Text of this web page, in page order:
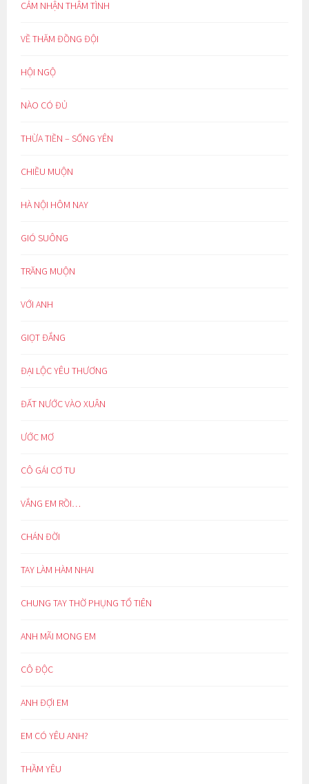
CẢM NHẬN THÂM TÌNH
VỀ THĂM ĐỒNG ĐỘI
HỘI NGỘ
NÀO CÓ ĐỦ
THỪA TIỀN – SỐNG YÊN
CHIỀU MUỘN
HÀ NỘI HÔM NAY
GIÓ SUÔNG
TRĂNG MUỘN
VỚI ANH
GIỌT ĐẮNG
ĐẠI LỘC YÊU THƯƠNG
ĐẤT NƯỚC VÀO XUÂN
ƯỚC MƠ
CÔ GÁI CƠ TU
VẮNG EM RỒI…
CHÁN ĐỜI
TAY LÀM HÀM NHAI
CHUNG TAY THỜ PHỤNG TỔ TIÊN
ANH MÃI MONG EM
CÔ ĐỘC
ANH ĐỢI EM
EM CÓ YÊU ANH?
THẦM YÊU